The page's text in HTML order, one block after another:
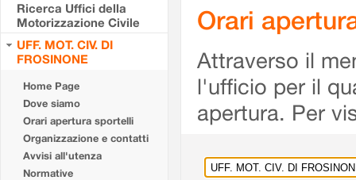
Ricerca Uffici della
Motorizzazione Civile
UFF. MOT. CIV. DI
FROSINONE
Home Page
Dove siamo
Orari apertura sportelli
Organizzazione e contatti
Avvisi all'utenza
Normative
Orari
Attraverso il
l'ufficio per il
apertura. Per